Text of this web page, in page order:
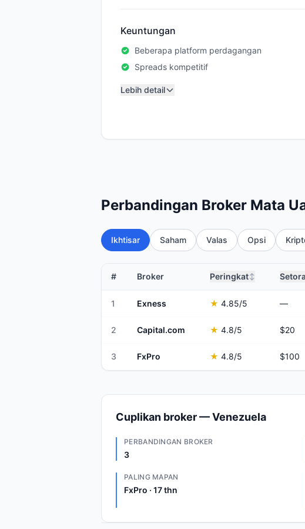
Keuntungan
Beberapa platform perdagangan
Spreads kompetitif
Lebih detail
Perbandingan Broker Mata
Ikhtisar Saham Valas Opsi
# Broker Peringkat↕
1 Exness ★ 4.85/5 —
2 Capital.com ★ 4.8/5 $20
3 FxPro ★ 4.8/5 $100
Cuplikan broker — Venezuela
PERBANDINGAN BROKER
3
PALING MAPAN
FxPro · 17 thn